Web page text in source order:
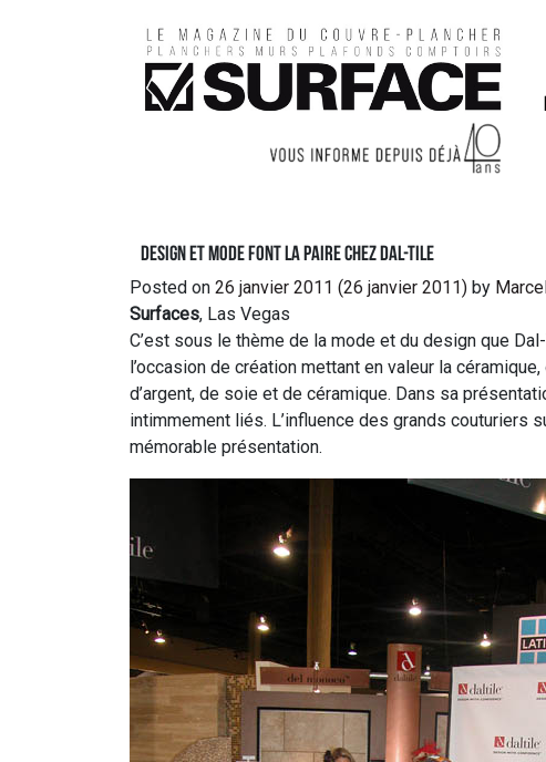
Design et mode font la paire chez Dal-Tile
Posted on 26 janvier 2011 (26 janvier 2011) by Marcel
Surfaces, Las Vegas
C’est sous le thème de la mode et du design que
l’occasion de création mettant en valeur la
d’argent, de soie et de céramique. Dans sa
intimmement liés. L’influence des grands couturiers
mémorable présentation.